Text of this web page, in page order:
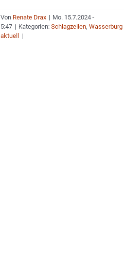
Von Renate Drax | Mo. 15.7.2024 -
5:47 | Kategorien:Schlagzeilen,Wasserburg
aktuell
|